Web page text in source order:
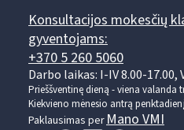
Konsultacijos mokesčių
gyventojams:
+370 5 260 5060
Darbo laikas: I-IV 8.00-17.00,
Prieššventinę dieną - viena valanda
Kiekvieno mėnesio antrą
Paklausimas per Mano VMI